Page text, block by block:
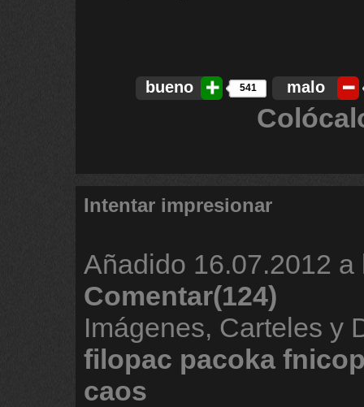
bueno 541 malo
Intentar impresionar
Añadido 16.07.2012 a
Comentar(124)
Imágenes, Carteles y
filopac pacoka
caos